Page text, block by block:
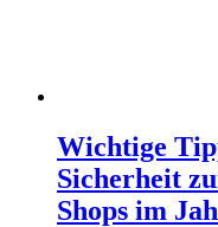
Wichtige
Sicherheit
Shops im